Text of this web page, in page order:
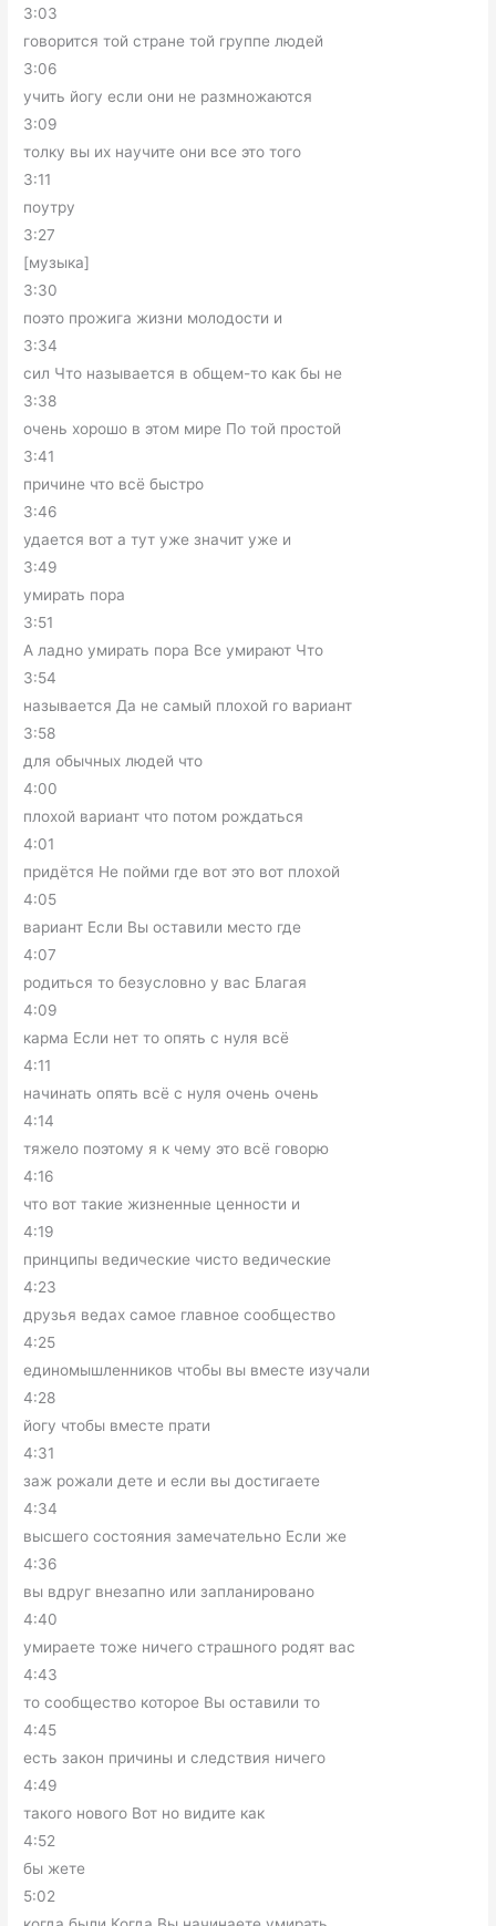
3:03
говорится той стране той группе людей
3:06
учить йогу если они не размножаются
3:09
толку вы их научите они все это того
3:11
поутру
3:27
[музыка]
3:30
поэто прожига жизни молодости и
3:34
сил Что называется в общем-то как бы не
3:38
очень хорошо в этом мире По той простой
3:41
причине что всё быстро
3:46
удается вот а тут уже значит уже и
3:49
умирать пора
3:51
А ладно умирать пора Все умирают Что
3:54
называется Да не самый плохой го вариант
3:58
для обычных людей что
4:00
плохой вариант что потом рождаться
4:01
придётся Не пойми где вот это вот плохой
4:05
вариант Если Вы оставили место где
4:07
родиться то безусловно у вас Благая
4:09
карма Если нет то опять с нуля всё
4:11
начинать опять всё с нуля очень очень
4:14
тяжело поэтому я к чему это всё говорю
4:16
что вот такие жизненные ценности и
4:19
принципы ведические чисто ведические
4:23
друзья ведах самое главное сообщество
4:25
единомышленников чтобы вы вместе изучали
4:28
йогу чтобы вместе прати
4:31
заж рожали дете и если вы достигаете
4:34
высшего состояния замечательно Если же
4:36
вы вдруг внезапно или запланировано
4:40
умираете тоже ничего страшного родят вас
4:43
то сообщество которое Вы оставили то
4:45
есть закон причины и следствия ничего
4:49
такого нового Вот но видите как
4:52
бы жете
5:02